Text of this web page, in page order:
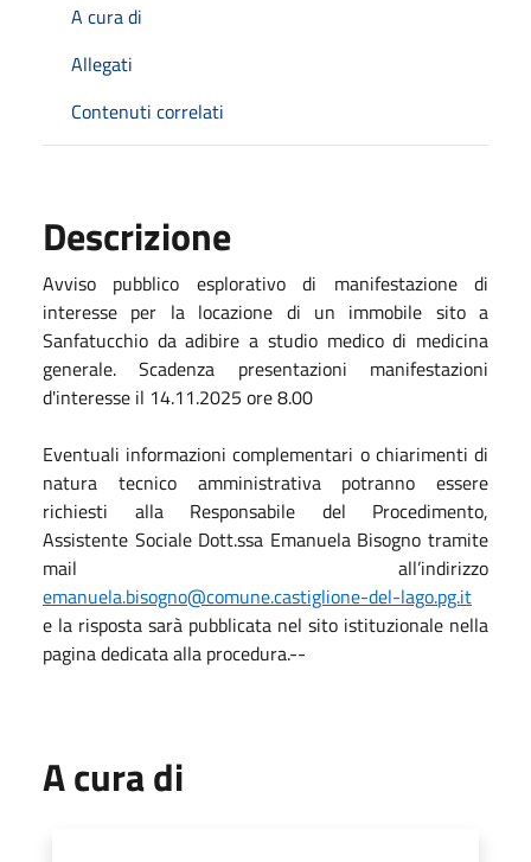
A cura di
Allegati
Contenuti correlati
Descrizione
Avviso pubblico esplorativo di manifestazione di
interesse per la locazione di un immobile sito a
Sanfatucchio da adibire a studio medico di medicina
generale. Scadenza presentazioni manifestazioni
d'interesse il 14.11.2025 ore 8.00
Eventuali informazioni complementari o chiarimenti di
natura tecnico amministrativa potranno essere
richiesti alla Responsabile del Procedimento,
Assistente Sociale Dott.ssa Emanuela Bisogno tramite
mail all’indirizzo
emanuela.bisogno@comune.castiglione-del-lago.pg.it
e la risposta sarà pubblicata nel sito istituzionale nella
pagina dedicata alla procedura.--
A cura di